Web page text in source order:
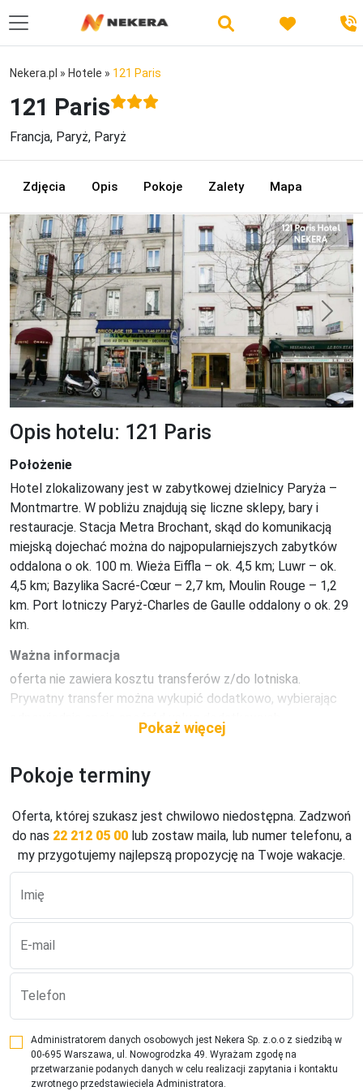
Nekera.pl » Hotele » 121 Paris
121 Paris
Francja, Paryż, Paryż
Zdjęcia Opis Pokoje Zalety Mapa
Previous Next
Opis hotelu: 121 Paris
Położenie
Hotel zlokalizowany jest w zabytkowej dzielnicy Paryża –
Montmartre. W pobliżu znajdują się liczne sklepy, bary i
restauracje. Stacja Metra Brochant, skąd do komunikacją
miejską dojechać można do najpopularniejszych zabytków
oddalona o ok. 100 m. Wieża Eiffla – ok. 4,5 km; Luwr – ok.
4,5 km; Bazylika Sacré-Cœur – 2,7 km, Moulin Rouge – 1,2
km. Port lotniczy Paryż-Charles de Gaulle oddalony o ok. 29
km.
Ważna informacja
oferta nie zawiera kosztu transferów z/do lotniska.
Prywatny transfer można wykupić dodatkowo, wybierając
odpowiednią opcję spośród usług dodatkowych.
Trzygwiazdkowy hotel oferuje 31 pokoi. Do dyspozycji
gości: całodobowa recepcja, lobby z mijescem do
odpoczynku, przechowalnia bagażu, jadalnia.
Dostęp do internetu
bezpłatne Wi-Fi.
Zakwaterowanie
Pokój dwuosobowy Superior: ok. 14 m2, mogący
zakwaterować do dwóch osób, jedno łóżko podwójne lub
(wanna lub prysznic, toaleta, umywalka, suszarka do
włosów, zestaw kosmetyków). Pokój trzyosobowy: ok. 18 –
21 m2, mogący zakwaterować do trzech osób, dwa łóżka
pojedyncze i rozkładana sofa dla trzeciej osoby; poza tym
wyposażony jak pokój dwuosobowy Superior.
Wyżywienie
Pokoje terminy
Oferta, której szukasz jest chwilowo niedostępna. Zadzwoń
do nas 22 212 05 00lub zostaw maila, lub numer telefonu, a
my przygotujemy najlepszą propozycję na Twoje wakacje.
Imię
E-mail
Telefon
Administratorem danych osobowych jest Nekera Sp. z.o.o z siedzibą w
00-695 Warszawa, ul. Nowogrodzka 49. Wyrażam zgodę na
przetwarzanie podanych danych w celu realizacji zapytania i kontaktu
zwrotnego przedstawieciela Administratora.